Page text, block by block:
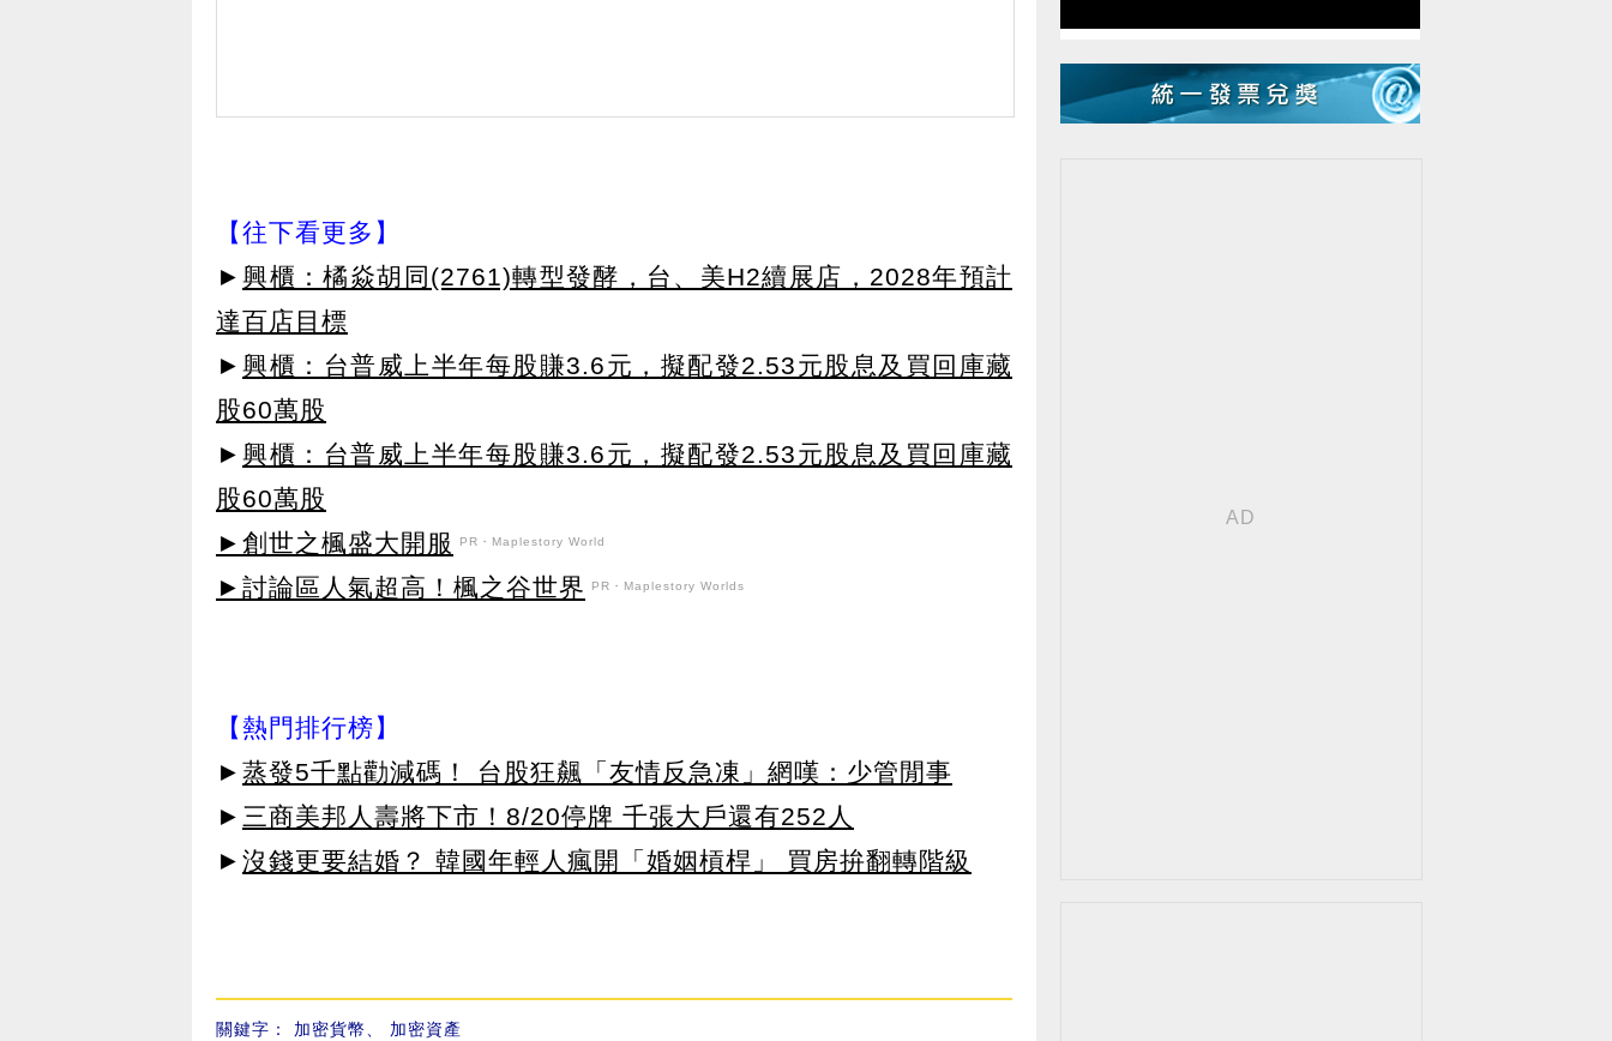
【往下看更多】
► 興櫃：橘焱胡同(2761)轉型發酵，台、美H2續展店，2028年預計
達百店目標
► 興櫃：台普威上半年每股賺3.6元，擬配發2.53元股息及買回庫藏
股60萬股
► 興櫃：台普威上半年每股賺3.6元，擬配發2.53元股息及買回庫藏
股60萬股
►創世之楓盛大開服
PR・Maplestory World
►討論區人氣超高！楓之谷世界 PR・Maplestory Worlds
【熱門排行榜】
► 蒸發5千點勸減碼！ 台股狂飆「友情反急凍」網嘆：少管閒事
► 三商美邦人壽將下市！8/20停牌 千張大戶還有252人
► 沒錢更要結婚？ 韓國年輕人瘋開「婚姻槓桿」 買房拚翻轉階級
關鍵字： 加密貨幣、 加密資產